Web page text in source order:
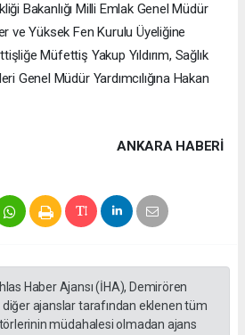
Bakanlığı Milli Emlak Genel Müdür
ve Yüksek Fen Kurulu Üyeliğine
Müfettiş Yakup Yıldırım, Sağlık
Genel Müdür Yardımcılığına Hakan
ANKARA HABERİ
Haber Ajansı (İHA), Demirören
diğer ajanslar tarafından eklenen tüm
müdahalesi olmadan ajans